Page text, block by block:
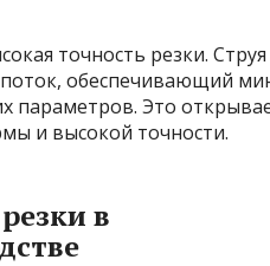
точность резки.
обеспечивающий
параметров. Это
и высокой точности.
в